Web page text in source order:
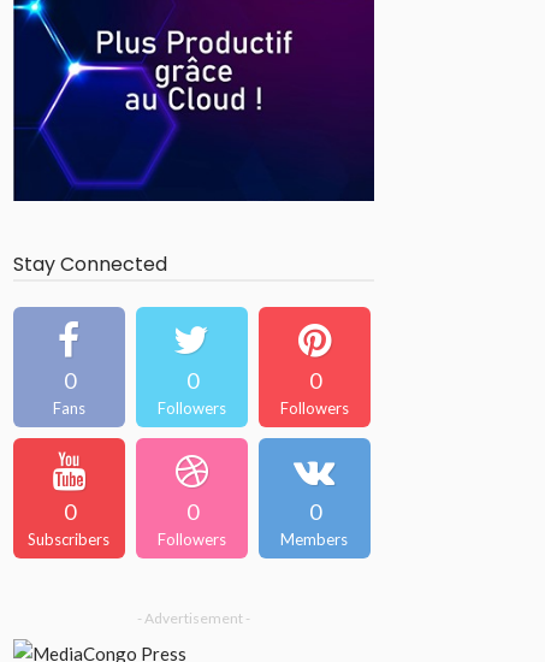
Stay Connected
0
Fans
0
Followers
0
Followers
0
Subscribers
0
Followers
0
Members
- Advertisement -